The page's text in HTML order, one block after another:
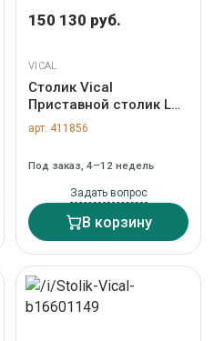
150 130 руб.
VICAL
Столик Vical
Приставной столик LUX
арт. 172979
арт. 411856
Под заказ, 4–12 недель
Задать вопрос
В корзину